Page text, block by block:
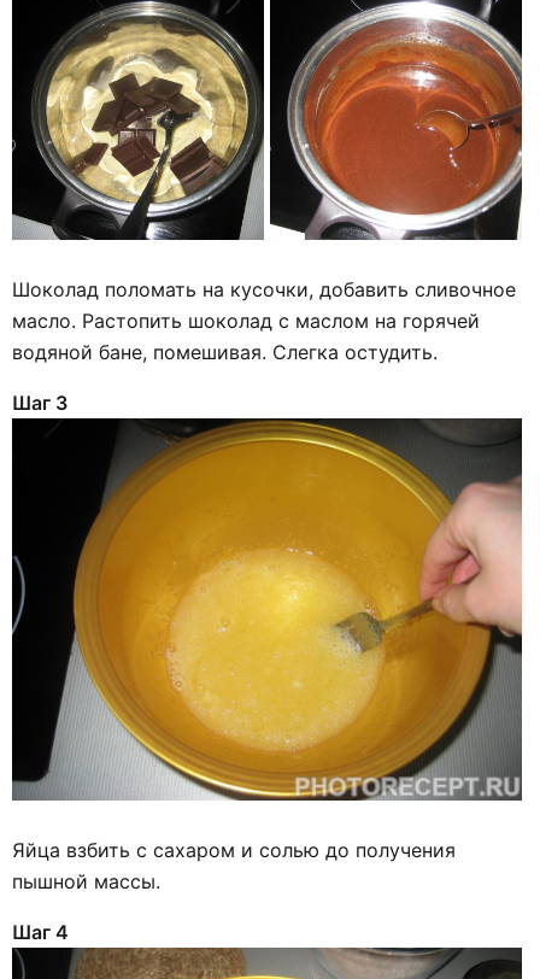
Шоколад поломать на кусочки, добавить сливочное
масло. Растопить шоколад с маслом на горячей
водяной бане, помешивая. Слегка остудить.
Шаг 3
Яйца взбить с сахаром и солью до получения
пышной массы.
Шаг 4